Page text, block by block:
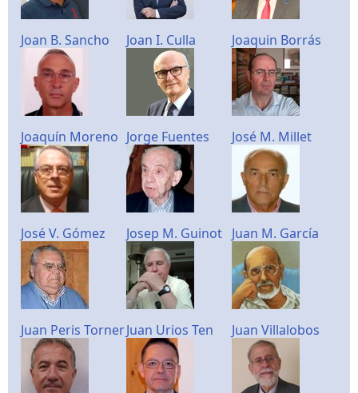
Joan B. Sancho Joan I. Culla Joaquin Borrás
Joaquín Moreno Jorge Fuentes José M. Millet
José V. Gómez Josep M. Guinot Juan M. García
Juan Peris TornerJuan Urios Ten Juan Villalobos